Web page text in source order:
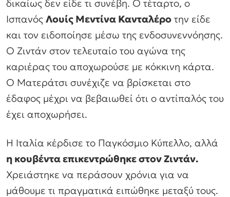
δικαίως δεν είδε τι συνέβη. Ο τέταρτο, ο
Ισπανός Λουίς Μεντίνα Κανταλέρο την είδε
και τον ειδοποίησε μέσω της ενδοσυνεννόησης.
Ο Ζιντάν στον τελευταίο του αγώνα της
καριέρας του αποχωρούσε με κόκκινη κάρτα.
Ο Ματεράτσι συνέχιζε να βρίσκεται στο
έδαφος μέχρι να βεβαιωθεί ότι ο αντίπαλός του
έχει αποχωρήσει.
Η Ιταλία κέρδισε το Παγκόσμιο Κύπελλο, αλλά
η κουβέντα επικεντρώθηκε στον Ζιντάν.
Χρειάστηκε να περάσουν χρόνια για να
μάθουμε τι πραγματικά ειπώθηκε μεταξύ τους.